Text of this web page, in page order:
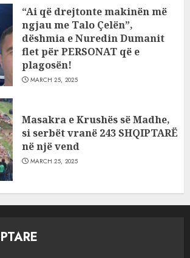
“Ai që drejtonte makinën më
ngjau me Talo Çelën”,
dëshmia e Nuredin Dumanit
flet për PERSONAT që e
plagosën!
MARCH 25, 2025
Masakra e Krushës së Madhe,
si serbët vranë 243 SHQIPTARË
në një vend
MARCH 25, 2025